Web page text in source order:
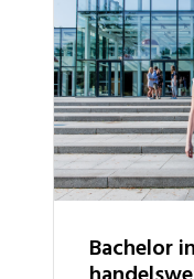
bachelor in de